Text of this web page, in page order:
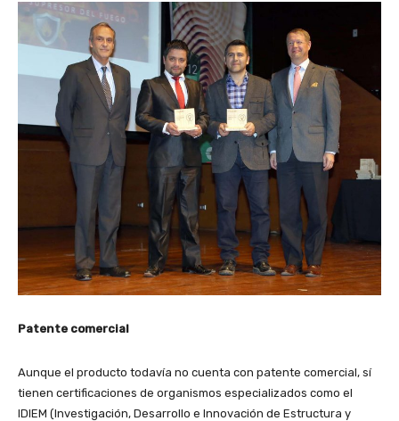
Patente comercial
Aunque el producto todavía no cuenta con patente comercial, sí
tienen certificaciones de organismos especializados como el
IDIEM (Investigación, Desarrollo e Innovación de Estructura y